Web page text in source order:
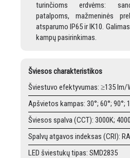
turinčioms erdvėms:
patalpoms, mažmeninės
atsparumo IP65 ir IK10.
kampų pasirinkimas.
Šviesos charakteristikos
Šviestuvo efektyvumas: ≥135 lm/
Apšvietos kampas: 30°; 60°; 90°;
Šviesos spalva (CCT): 3000K;
Spalvų atgavos indeksas (CRI):
LED šviestukų tipas: SMD2835